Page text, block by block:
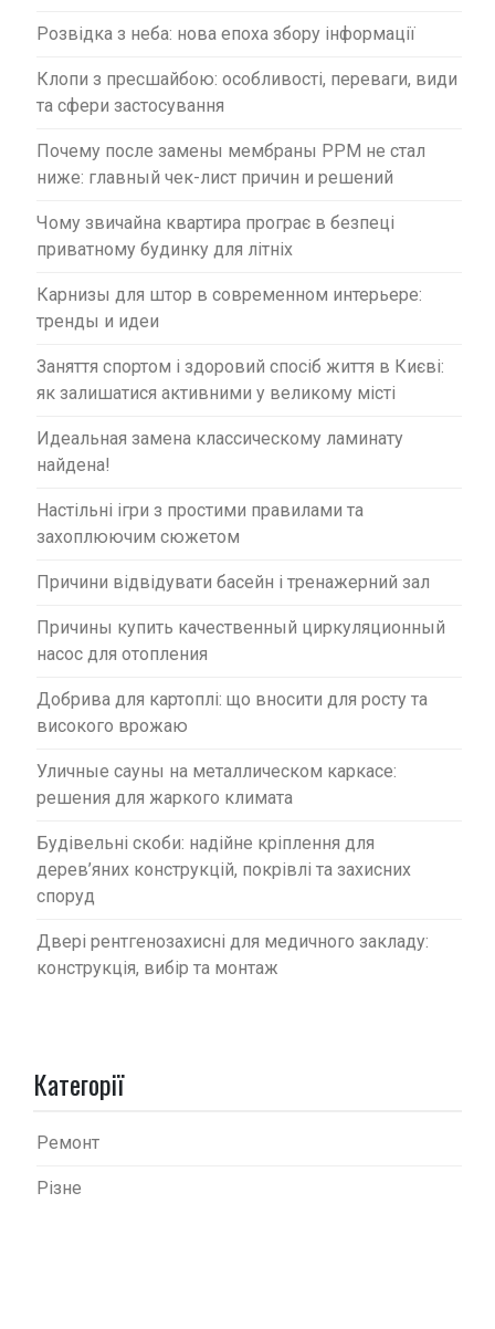
Розвідка з неба: нова епоха збору інформації
Клопи з пресшайбою: особливості, переваги, види
та сфери застосування
Почему после замены мембраны PPM не стал
ниже: главный чек-лист причин и решений
Чому звичайна квартира програє в безпеці
приватному будинку для літніх
Карнизы для штор в современном интерьере:
тренды и идеи
Заняття спортом і здоровий спосіб життя в Києві:
як залишатися активними у великому місті
Идеальная замена классическому ламинату
найдена!
Настільні ігри з простими правилами та
захоплюючим сюжетом
Причини відвідувати басейн і тренажерний зал
Причины купить качественный циркуляционный
насос для отопления
Добрива для картоплі: що вносити для росту та
високого врожаю
Уличные сауны на металлическом каркасе:
решения для жаркого климата
Будівельні скоби: надійне кріплення для
дерев’яних конструкцій, покрівлі та захисних
споруд
Двері рентгенозахисні для медичного закладу:
конструкція, вибір та монтаж
Категорії
Ремонт
Різне